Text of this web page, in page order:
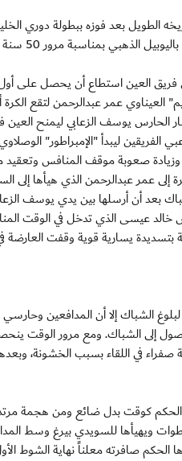
الطويل بعد فوزه ببطولة دوري
بمناسبة مرور 50 سنة على إنشائه.
أن فريق العين استطاع أن يحصل
العيناوي عمر عبدالرحمن لتقع
الحارس يوسف الزعابي ليمنح
ليبدأ "الإمبراطور"
وزيادة صعوبة موقف المنافس
عمر عبدالرحمن الذي هيأها إلى
بعد أن أرسلها بين يدي يوسف
للحارس خالد عيسى الذي تدخل في
بتسديدة يسارية قوية وقفت
الشباك إلا أن المدافعين
إلى الشباك. ومع مرور الوقت
في اللقاء بسبب الخشونة،
الحكم كوقت بدل ضائع ومن هجمة
ويهيأها للسويدي بيرغ وسط
الحكم صافرته معلناً نهاية الشوط